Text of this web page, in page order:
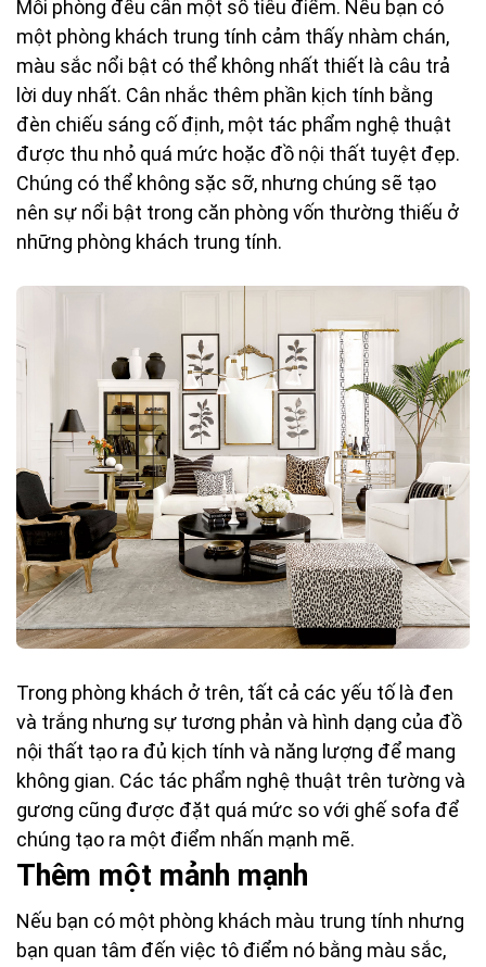
Mỗi phòng đều cần một số tiêu điểm. Nếu bạn có
một phòng khách trung tính cảm thấy nhàm chán,
màu sắc nổi bật có thể không nhất thiết là câu trả
lời duy nhất. Cân nhắc thêm phần kịch tính bằng
đèn chiếu sáng cố định, một tác phẩm nghệ thuật
được thu nhỏ quá mức hoặc đồ nội thất tuyệt đẹp.
Chúng có thể không sặc sỡ, nhưng chúng sẽ tạo
nên sự nổi bật trong căn phòng vốn thường thiếu ở
những phòng khách trung tính.
Trong phòng khách ở trên, tất cả các yếu tố là đen
và trắng nhưng sự tương phản và hình dạng của đồ
nội thất tạo ra đủ kịch tính và năng lượng để mang
không gian. Các tác phẩm nghệ thuật trên tường và
gương cũng được đặt quá mức so với ghế sofa để
chúng tạo ra một điểm nhấn mạnh mẽ.
Thêm một mảnh mạnh
Nếu bạn có một phòng khách màu trung tính nhưng
bạn quan tâm đến việc tô điểm nó bằng màu sắc,